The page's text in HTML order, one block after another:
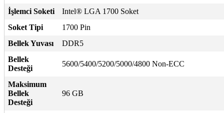
İşlemci Soketi
Intel® LGA 1700 Soket
Soket Tipi
1700 Pin
Bellek Yuvası
DDR5
Bellek
Desteği
5600/5400/5200/5000/4800 Non-ECC
Maksimum
Bellek
Desteği
96 GB